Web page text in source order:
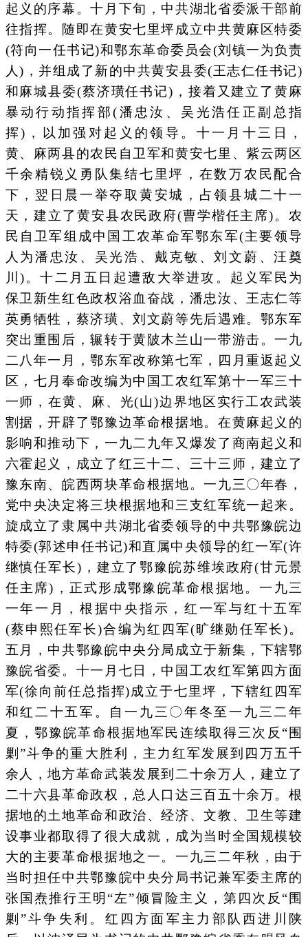
起义的序幕。十月下旬，中共湖北省委派干部前
往指挥。随即在黄安七里坪成立中共黄麻区特委
(符向一任书记)和鄂东革命委员会(刘镇一为负责
人)，并组成了新的中共黄安县委(王志仁任书记)
和麻城县委(蔡济璜任书记)，接着又建立了黄麻
暴动行动指挥部(潘忠汝、吴光浩任正副总指
挥)，以加强对起义的领导。十一月十三日，
黄、麻两县的农民自卫军和黄安七里、紫云两区
千余精锐义勇队集结七里坪，在数万农民配合
下，翌日晨一举夺取黄安城，占领县城二十一
天，建立了黄安县农民政府(曹学楷任主席)。农
民自卫军组成中国工农革命军鄂东军(主要领导
人为潘忠汝、吴光浩、戴克敏、刘文蔚、汪奠
川)。十二月五日起遭敌大举进攻。起义军民为
保卫新生红色政权浴血奋战，潘忠汝、王志仁等
英勇牺牲，蔡济璜、刘文蔚等先后遇难。鄂东军
突出重围后，辗转于黄陂木兰山一带游击。一九
二八年一月，鄂东军改称第七军，四月重返起义
区，七月奉命改编为中国工农红军第十一军三十
一师，在黄、麻、光(山)边界地区实行工农武装
割据，开辟了鄂豫边革命根据地。在黄麻起义的
影响和推动下，一九二九年又爆发了商南起义和
六霍起义，成立了红三十二、三十三师，建立了
豫东南、皖西两块革命根据地。一九三〇年春，
党中央决定将三块根据地和三支红军统一起来。
旋成立了隶属中共湖北省委领导的中共鄂豫皖边
特委(郭述申任书记)和直属中央领导的红一军(许
继慎任军长)，建立了鄂豫皖苏维埃政府(甘元景
任主席)，正式形成鄂豫皖革命根据地。一九三
一年一月，根据中央指示，红一军与红十五军
(蔡申熙任军长)合编为红四军(旷继勋任军长)。
五月，中共鄂豫皖中央分局成立于新集，下辖鄂
豫皖省委。十一月七日，中国工农红军第四方面
军(徐向前任总指挥)成立于七里坪，下辖红四军
和红二十五军。自一九三〇年冬至一九三二年
夏，鄂豫皖革命根据地军民连续取得三次反“围
剿”斗争的重大胜利，主力红军发展到四万五千
余人，地方革命武装发展到二十余万人，建立了
二十六县革命政权，总人口达三百五十余万。根
据地的土地革命和政治、经济、文教、卫生等建
设事业都取得了很大成就，成为当时全国规模较
大的主要革命根据地之一。一九三二年秋，由于
当时担任中共鄂豫皖中央分局书记兼军委主席的
张国焘推行王明“左”倾冒险主义，第四次反“围
剿”斗争失利。红四方面军主力部队西进川陕